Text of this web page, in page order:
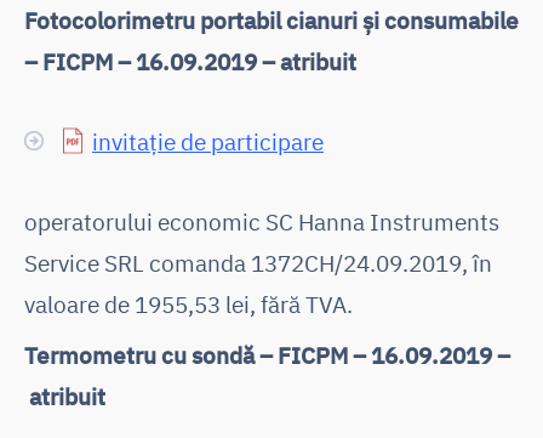
Fotocolorimetru portabil cianuri și consumabile
– FICPM – 16.09.2019 – atribuit
invitație de participare
operatorului economic SC Hanna Instruments
Service SRL comanda 1372CH/24.09.2019, în
valoare de 1955,53 lei, fără TVA.
Termometru cu sondă – FICPM – 16.09.2019 –
atribuit